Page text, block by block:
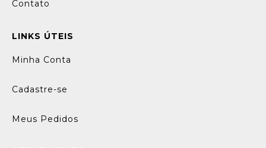
Contato
LINKS ÚTEIS
Minha Conta
Cadastre-se
Meus Pedidos